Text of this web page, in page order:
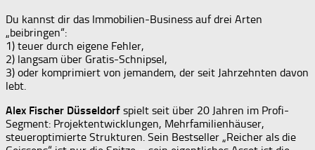
Du kannst dir das Immobilien-Business auf drei Arten
„beibringen“:
1) teuer durch eigene Fehler,
2) langsam über Gratis-Schnipsel,
3) oder komprimiert von jemandem, der seit Jahrzehnten davon
lebt.
Alex Fischer Düsseldorf spielt seit über 20 Jahren im Profi-
Segment: Projektentwicklungen, Mehrfamilienhäuser,
steueroptimierte Strukturen. Sein Bestseller „Reicher als die